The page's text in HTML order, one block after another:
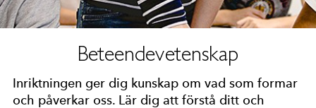
Beteendevetenskap
Inriktningen ger dig kunskap om vad som formar
och påverkar oss. Lär dig att förstå ditt och